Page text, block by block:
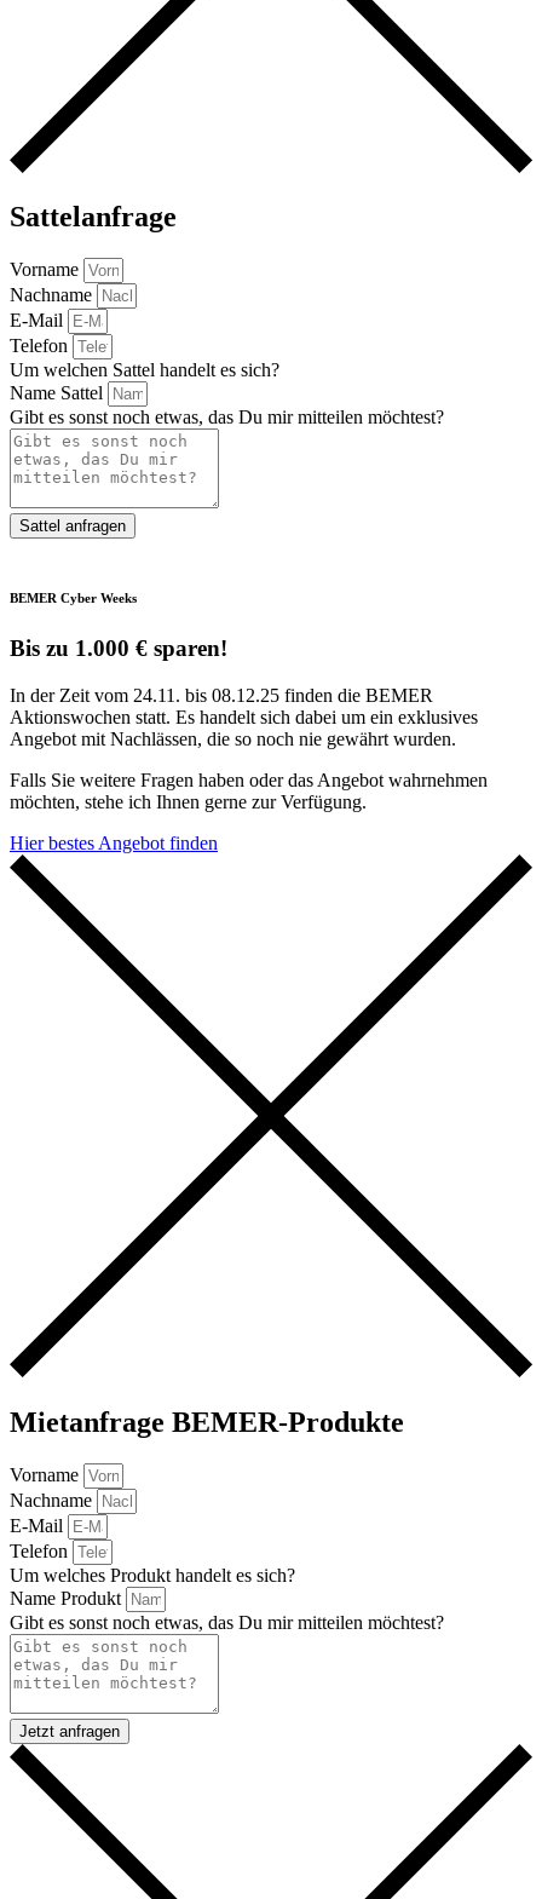
Sattelanfrage
Vorname
Nachname
E-Mail
Telefon
Um welchen Sattel handelt es sich?
Name Sattel
Gibt es sonst noch etwas, das Du mir mitteilen möchtest?
Sattel anfragen
BEMER Cyber Weeks
Bis zu 1.000 € sparen!
In der Zeit vom 24.11. bis 08.12.25 finden die BEMER
Aktionswochen statt. Es handelt sich dabei um ein exklusives
Angebot mit Nachlässen, die so noch nie gewährt wurden.
Falls Sie weitere Fragen haben oder das Angebot wahrnehmen
möchten, stehe ich Ihnen gerne zur Verfügung.
Hier bestes Angebot finden
Mietanfrage BEMER-Produkte
Vorname
Nachname
E-Mail
Telefon
Um welches Produkt handelt es sich?
Name Produkt
Gibt es sonst noch etwas, das Du mir mitteilen möchtest?
Jetzt anfragen